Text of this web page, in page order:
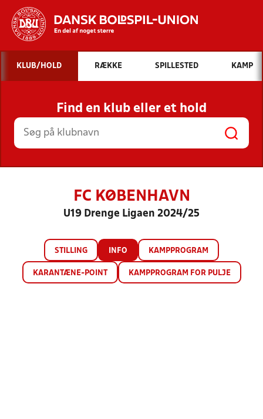
Hvad vil du søge efter?
INDHOLD OG NYHEDER
STILLINGER, RESULTATER, KLUBBER OG
HOLD
KLUB/HOLD RÆKKE SPILLESTED KAMP
Find en klub eller et hold
FC KØBENHAVN
U19 Drenge Ligaen 2024/25
STILLING INFO KAMPPROGRAM
KARANTÆNE-POINT KAMPPROGRAM FOR PULJE